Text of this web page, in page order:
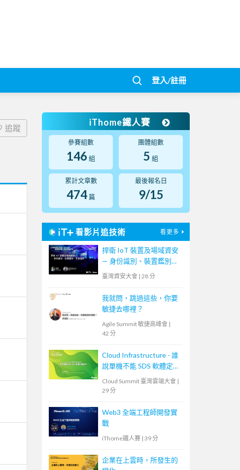
登入/註冊
追蹤
iThome鐵人賽
參賽組數
146 組
團體組數
5 組
累計文章數
474 篇
最後報名日
9/15
看影片追技術 看更多
捍衛 IoT 裝置及場域資安
— 身份識別、裝置鑑別、
災害還原
臺灣資安大會 | 28 分
我就問，跳過這些，你要
敏捷去哪裡？
Agile Summit 敏捷高峰會 |
42 分
Cloud Infrastructure - 誰
說單機不能 SDS 軟體定義
Cloud Summit 臺灣雲端大會 |
29 分
Web3 全端工程師開發實
戰
iThome鐵人賽 | 39 分
企業在上雲時，所發生的